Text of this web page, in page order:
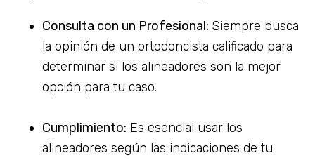
Consulta con un Profesional: Siempre busca
la opinión de un ortodoncista calificado para
determinar si los alineadores son la mejor
opción para tu caso.
Cumplimiento: Es esencial usar los
alineadores según las indicaciones de tu